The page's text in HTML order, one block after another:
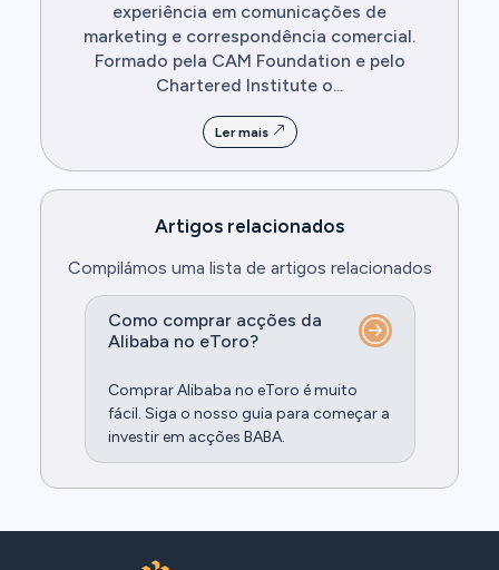
experiência em comunicações de
marketing e correspondência comercial.
Formado pela CAM Foundation e pelo
Chartered Institute o...
Ler mais
Artigos relacionados
Compilámos uma lista de artigos relacionados
Como comprar acções da
Alibaba no eToro?
Comprar Alibaba no eToro é muito
fácil. Siga o nosso guia para começar a
investir em acções BABA.